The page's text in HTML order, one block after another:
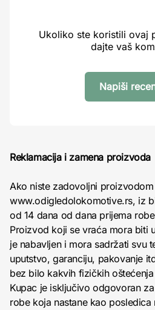
Ukoliko ste koristili ovaj
dajte vaš
Napiši
Reklamacija i zamena proizvoda
Ako niste zadovoljni
www.odigledolokomotive.rs, iz
od 14 dana od dana prijema
Proizvod koji se vraća mora biti
je nabavljen i mora sadržati svu
uputstvo, garanciju, pakovanje
bez bilo kakvih fizičkih
Kupac je isključivo odgovoran
robe koja nastane kao